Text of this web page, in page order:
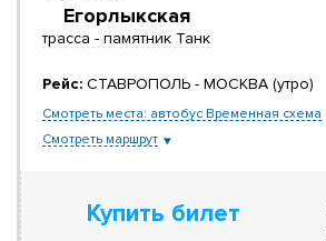
Егорлыкская
трасса - памятник Танк
Рейс: СТАВРОПОЛЬ - МОСКВА (утро)
Смотреть места: автобус Временная схема
Смотреть маршрут
Купить билет